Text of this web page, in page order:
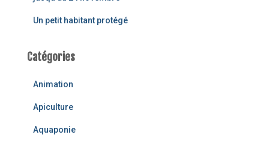
Un petit habitant protégé
Catégories
Animation
Apiculture
Aquaponie